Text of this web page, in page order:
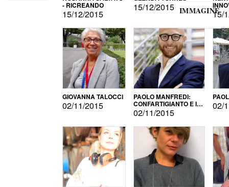
- RICREANDO
15/12/2015
15/12/2015
15/
GIOVANNA TALOCCI
02/11/2015
PAOLO MANFREDI:
CONFARTIGIANTO E IL
SONDAGGIO
02/11/2015
02/
IMMAGINE